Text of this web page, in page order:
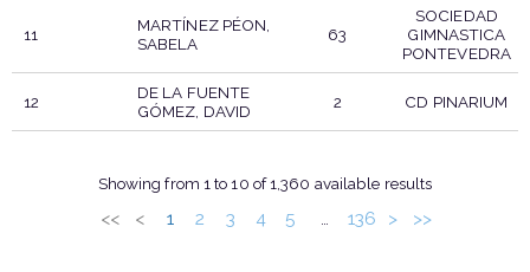
11
MARTÍNEZ PÉON,
SABELA
63
SOCIEDAD
GIMNASTICA
PONTEVEDRA
12
DE LA FUENTE
GÓMEZ, DAVID
2 CD PINARIUM
Showing from 1 to 10 of 1,360 available results
<< < 1 2 3 4 5 136 > >>